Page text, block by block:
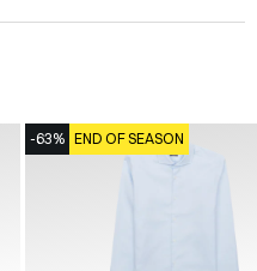
-63% END OF SEASON